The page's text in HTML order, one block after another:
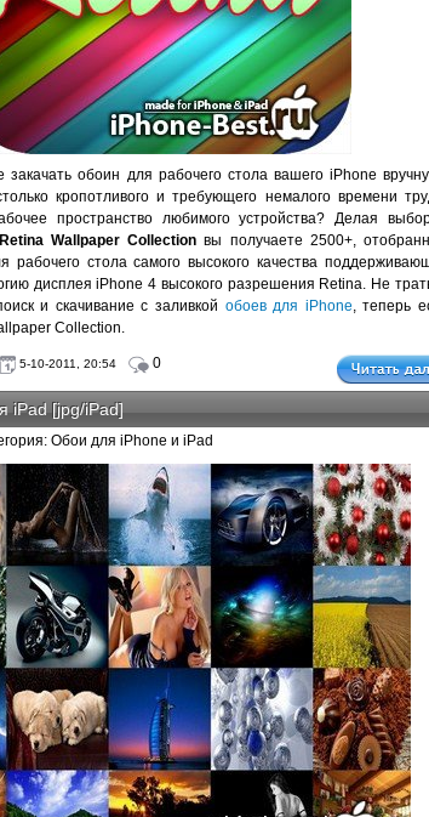
закачать обоин для рабочего стола вашего iPhone
кропотливого и требующего немалого времени
пространство любимого устройства? Делая
Wallpaper Collection вы получаете 2500+,
рабочего стола самого высокого качества
дисплея iPhone 4 высокого разрешения Retina. Не
и скачивание с заливкой обоев для iPhone, теперь
Collection.
5-10-2011, 20:54 0
iPad [jpg/iPad]
Обои для iPhone и iPad